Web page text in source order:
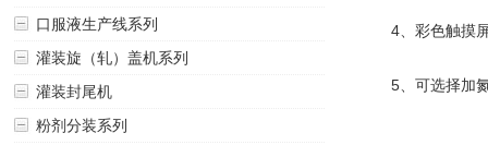
4、彩色触摸屏
5、可选择加氮
口服液生产线系列
灌装旋（轧）盖机系列
灌装封尾机
粉剂分装系列